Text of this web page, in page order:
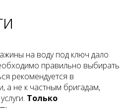
на воду под ключ дало
правильно выбирать
рекомендуется в
а не к частным бригадам,
Только